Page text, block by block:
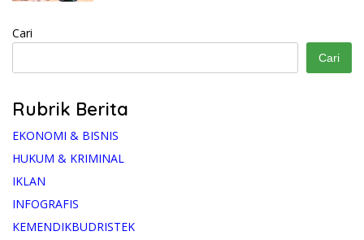
Cari
Cari
Rubrik Berita
EKONOMI & BISNIS
HUKUM & KRIMINAL
IKLAN
INFOGRAFIS
KEMENDIKBUDRISTEK